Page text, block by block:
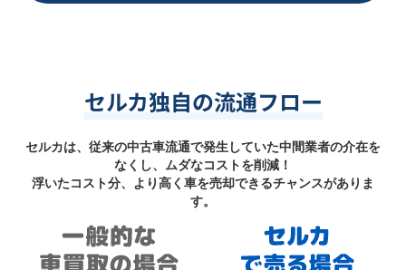
セルカ独自の流通フロー
セルカは、従来の中古車流通で発生していた中間業者の介在を
なくし、ムダなコストを削減！
浮いたコスト分、より高く車を売却できるチャンスがありま
す。